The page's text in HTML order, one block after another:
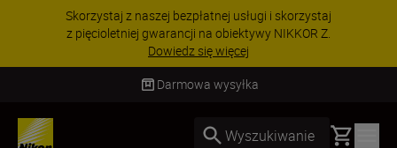
Skorzystaj z naszej bezpłatnej usługi i skorzystaj
z pięcioletniej gwarancji na obiektywy NIKKOR Z.
Dowiedz się więcej
Darmowa wysyłka
Wyszukiwanie Basket